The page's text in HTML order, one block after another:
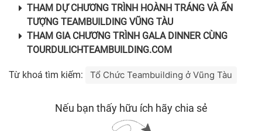
THAM DỰ CHƯƠNG TRÌNH HOÀNH TRÁNG VÀ ẤN
TƯỢNG TEAMBUILDING VŨNG TÀU
THAM GIA CHƯƠNG TRÌNH GALA DINNER CÙNG
TOURDULICHTEAMBUILDING.COM
Từ khoá tìm kiếm: Tổ Chức Teambuilding ở Vũng Tàu
Nếu bạn thấy hữu ích hãy chia sẻ